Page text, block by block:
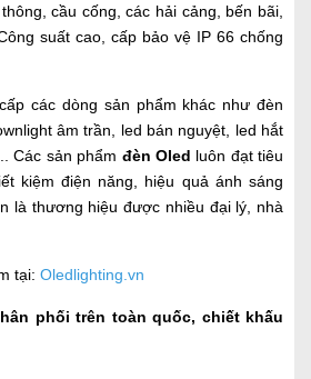
cầu cống, các hải cảng, bến bãi,
suất cao, cấp bảo vệ IP 66 chống
các dòng sản phẩm khác như đèn
âm trần, led bán nguyệt, led hắt
Các sản phẩm đèn Oled luôn đạt tiêu
kiệm điện năng, hiệu quả ánh sáng
là thương hiệu được nhiều đại lý, nhà
tại: Oledlighting.vn
phối trên toàn quốc, chiết khấu